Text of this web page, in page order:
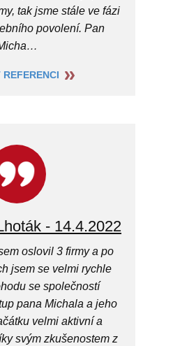
tak jsme stále ve fázi
povolení. Pan
REFERENCI
- 14.4.2022
oslovil 3 firmy a po
jsem se velmi rychle
se společností
pana Michala a jeho
velmi aktivní a
svým zkušenostem z